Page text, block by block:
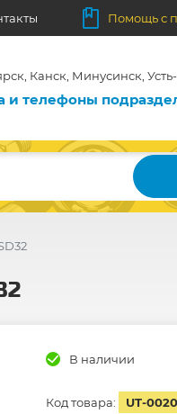
Помощь с
Канск, Минусинск,
и телефоны
В наличии
Код товара: UT-